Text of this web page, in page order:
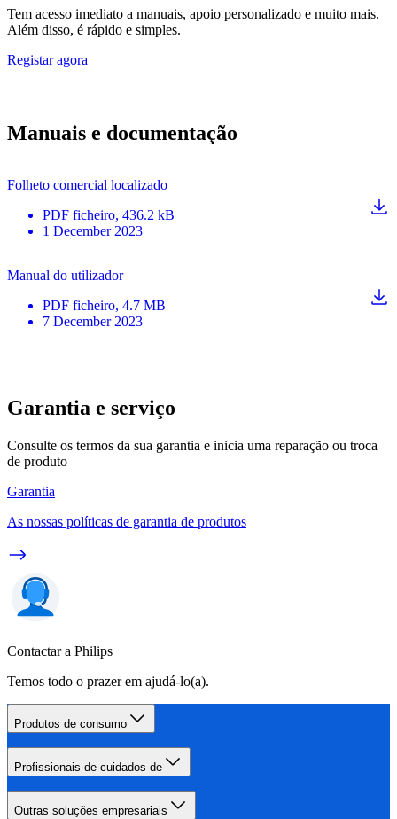
Tem acesso imediato a manuais, apoio personalizado e muito mais.
Além disso, é rápido e simples.
Registar agora
Manuais e documentação
Folheto comercial localizado
PDF ficheiro, 436.2 kB
1 December 2023
Manual do utilizador
PDF ficheiro, 4.7 MB
7 December 2023
Garantia e serviço
Consulte os termos da sua garantia e inicia uma reparação ou troca
de produto
Garantia
As nossas políticas de garantia de produtos
Contactar a Philips
Temos todo o prazer em ajudá-lo(a).
Produtos de consumo
Profissionais de cuidados de
Outras soluções empresariais